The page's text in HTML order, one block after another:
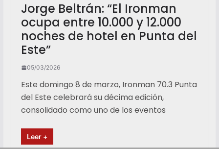
Jorge Beltrán: “El Ironman
ocupa entre 10.000 y 12.000
noches de hotel en Punta del
Este”
05/03/2026
Este domingo 8 de marzo, Ironman 70.3 Punta
del Este celebrará su décima edición,
consolidado como uno de los eventos
Leer +